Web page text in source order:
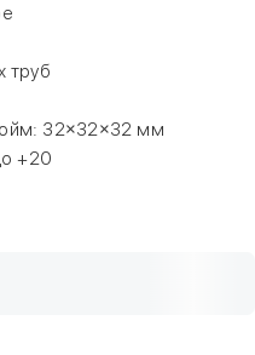
труб
32×32×32 мм
+20